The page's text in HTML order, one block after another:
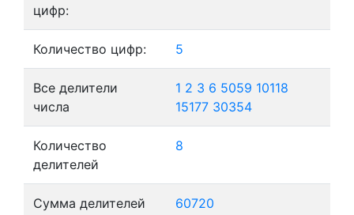
цифр:
Количество цифр: 5
Все делители
числа
1 2 3 6 5059 10118
15177 30354
Количество
делителей
8
Сумма делителей 60720